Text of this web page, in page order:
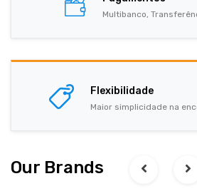
Multibanco,
Flexibilidade
Maior simplicidade na
Our Brands